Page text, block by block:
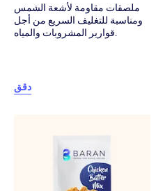
ملصقات مقاومة لأشعة الشمس
ومناسبة للتغليف السريع من أجل
قوارير المشروبات والمياه.
دقق